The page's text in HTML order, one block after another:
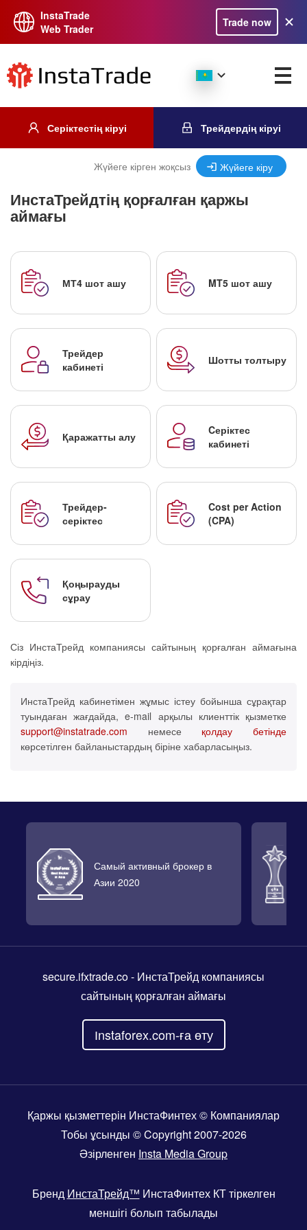
InstaTrade
Web Trader
Trade now
Серіктестің кіруі Трейдердің кіруі
Жүйеге кірген жоқсыз Жүйеге кіру
ИнстаТрейдтің қорғалған қаржы
аймағы
МТ4 шот ашу MT5 шот ашу
Трейдер
кабинеті
Шотты толтыру
Қаражатты алу
Cеріктес
кабинеті
Трейдер-
серіктес
Cost per Action
(CPA)
Қоңырауды
сұрау
Сіз ИнстаТрейд компаниясы сайтының қорғалған аймағына
кірдіңіз.
ИнстаТрейд кабинетімен жұмыс істеу бойынша сұрақтар
туындаған жағдайда, e-mail арқылы клиенттік қызметке
support@instatrade.com немесе қолдау бетінде
көрсетілген байланыстардың біріне хабарласыңыз.
Самый активный брокер в
Азии 2020
secure.ifxtrade.co- ИнстаТрейд компаниясы
сайтының қорғалған аймағы
Іnstaforex.com-ға өту
Қаржы қызметтерін ИнстаФинтех © Компаниялар
Тобы ұсынды © Copyright 2007-2026
Әзірленген Insta Media Group
Бренд ИнстаТрейд™ ИнстаФинтех КТ тіркелген
меншігі болып табылады